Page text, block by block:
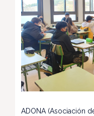
ADONA (Asociación